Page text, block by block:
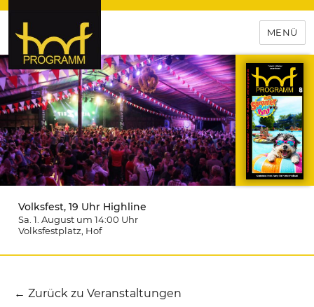
hof-programm – das
Veranstaltungsportal für
Hochfranken
MENÜ
Volksfest, 19 Uhr Highline
Sa. 1. August um 14:00 Uhr
Volksfestplatz , Hof
← Zurück zu Veranstaltungen